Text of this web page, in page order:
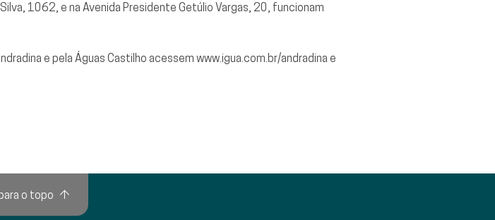
1062, e na Avenida Presidente Getúlio Vargas, 20, funcionam
e pela Águas Castilho acessem www.igua.com.br/andradina e
o topo ↑